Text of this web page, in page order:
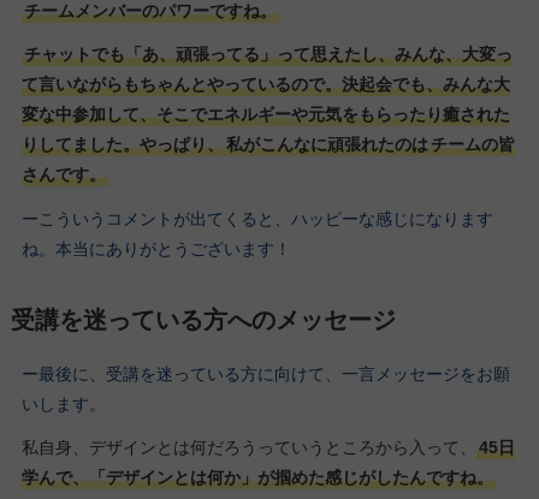
チームメンバーのパワーですね。
チャットでも「あ、頑張ってる」って思えたし、みんな、大変っ
て言いながらもちゃんとやっているので。決起会でも、みんな大
変な中参加して、そこでエネルギーや元気をもらったり癒された
りしてました。やっぱり、私がこんなに頑張れたのはチームの皆
さんです。
ーこういうコメントが出てくると、ハッピーな感じになります
ね。本当にありがとうございます ！
受講を迷っている方へのメッセージ
ー最後に、受講を迷っている方に向けて、一言メッセージをお願
いします。
私自身、デザインとは何だろうっていうところから入って、
45日
学んで、「デザインとは何か」が掴めた感じがしたんですね。